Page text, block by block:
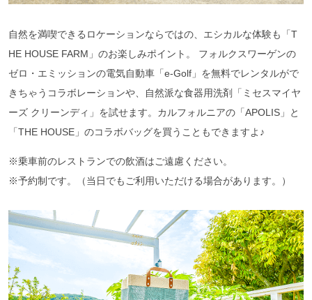
自然を満喫できるロケーションならではの、エシカルな体験も「T
HE HOUSE FARM」のお楽しみポイント。 フォルクスワーゲンの
ゼロ・エミッションの電気自動車「e-Golf」を無料でレンタルがで
きちゃうコラボレーションや、自然派な食器用洗剤「ミセスマイヤ
ーズ クリーンディ」を試せます。カルフォルニアの「APOLIS」と
「THE HOUSE」のコラボバッグを買うこともできますよ♪
※乗車前のレストランでの飲酒はご遠慮ください。
※予約制です。（当日でもご利用いただける場合があります。）